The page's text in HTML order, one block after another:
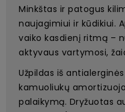
Minkštas ir patogus
naujagimiui ir kūdikiui.
vaiko kasdienį ritmą –
aktyvaus vartymosi,
Užpildas iš
kamuoliukų
palaikymą. Dryžuotas